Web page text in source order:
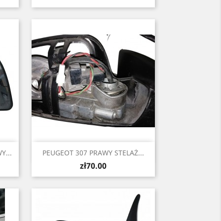
PEUGEOT 307 PRAWY STELAŻ...
Price
zł70.00
Quick view